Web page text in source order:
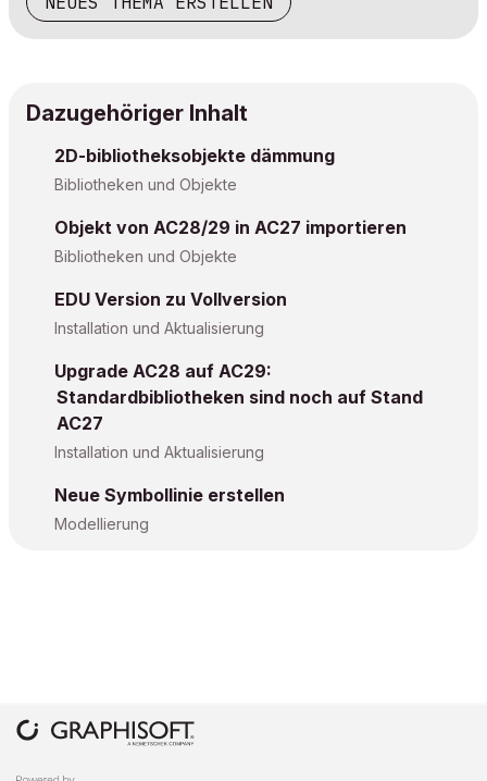
Dazugehöriger Inhalt
2D-bibliotheksobjekte dämmung
Bibliotheken und Objekte
Objekt von AC28/29 in AC27 importieren
Bibliotheken und Objekte
EDU Version zu Vollversion
Installation und Aktualisierung
Upgrade AC28 auf AC29:
Standardbibliotheken sind noch auf Stand
AC27
Installation und Aktualisierung
Neue Symbollinie erstellen
Modellierung